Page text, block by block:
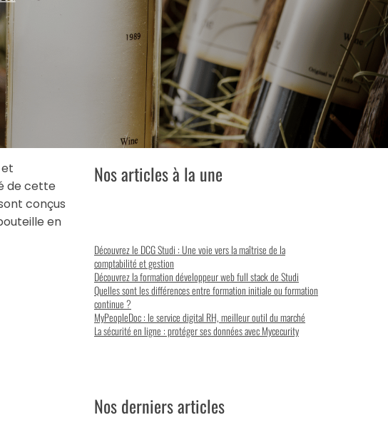
de cette
conçus
en
Nos articles à la une
Découvrez le DCG Studi : Une voie vers la maîtrise de la
comptabilité et gestion
Découvrez la formation développeur web full stack de Studi
Quelles sont les différences entre formation initiale ou formation
continue ?
MyPeopleDoc : le service digital RH, meilleur outil du marché
La sécurité en ligne : protéger ses données avec Mycecurity
Nos derniers articles